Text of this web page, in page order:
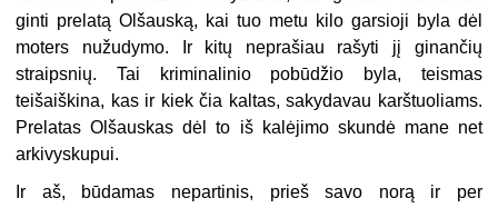
ginti prelatą Olšauską, kai tuo metu kilo garsioji byla dėl
moters nužudymo. Ir kitų neprašiau rašyti jį ginančių
straipsnių. Tai kriminalinio pobūdžio byla, teismas
teišaiškina, kas ir kiek čia kaltas, sakydavau karštuoliams.
Prelatas Olšauskas dėl to iš kalėjimo skundė mane net
arkivyskupui.
Ir aš, būdamas nepartinis, prieš savo norą ir per